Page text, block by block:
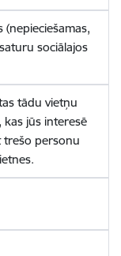
(nepieciešamas,
sociālajos
tādu vietņu
jūs interesē
trešo personu